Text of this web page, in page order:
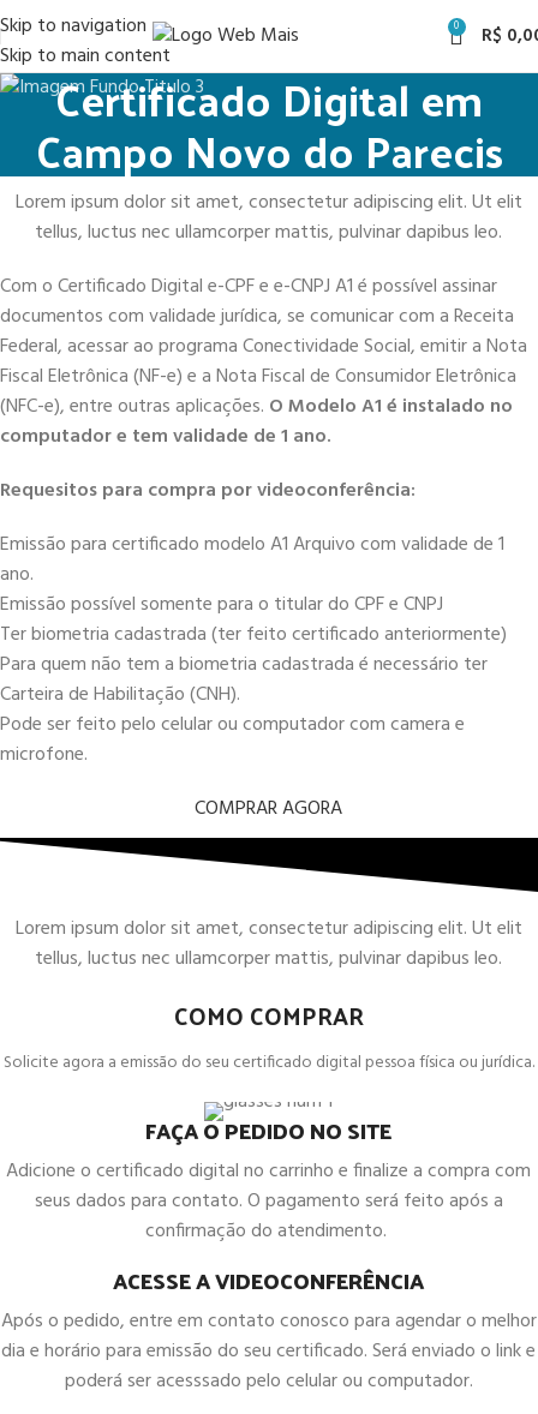
Skip to navigation
Skip to main content
0 R$
Certificado Digital em
Campo Novo do Parecis
Lorem ipsum dolor sit amet, consectetur adipiscing elit. Ut elit
tellus, luctus nec ullamcorper mattis, pulvinar dapibus leo.
Com o Certificado Digital e-CPF e e-CNPJ A1 é possível assinar
documentos com validade jurídica, se comunicar com a Receita
Federal, acessar ao programa Conectividade Social, emitir a Nota
Fiscal Eletrônica (NF-e) e a Nota Fiscal de Consumidor Eletrônica
(NFC-e), entre outras aplicações. O Modelo A1 é instalado no
computador e tem validade de 1 ano.
Requesitos para compra por videoconferência:
Emissão para certificado modelo A1 Arquivo com validade de 1
ano.
Emissão possível somente para o titular do CPF e CNPJ
Ter biometria cadastrada (ter feito certificado anteriormente)
Para quem não tem a biometria cadastrada é necessário ter
Carteira de Habilitação (CNH).
Pode ser feito pelo celular ou computador com camera e
microfone.
COMPRAR AGORA
Lorem ipsum dolor sit amet, consectetur adipiscing elit. Ut elit
tellus, luctus nec ullamcorper mattis, pulvinar dapibus leo.
COMO COMPRAR
Solicite agora a emissão do seu certificado digital pessoa física ou jurídica.
FAÇA O PEDIDO NO SITE
Adicione o certificado digital no carrinho e finalize a compra com
seus dados para contato. O pagamento será feito após a
confirmação do atendimento.
ACESSE A VIDEOCONFERÊNCIA
Após o pedido, entre em contato conosco para agendar o melhor
dia e horário para emissão do seu certificado. Será enviado o link e
poderá ser acesssado pelo celular ou computador.